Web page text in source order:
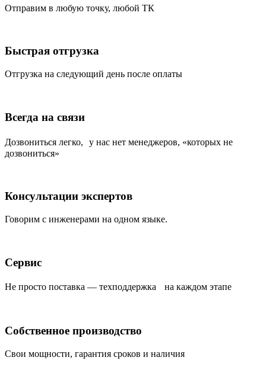
Отправим в любую точку, любой ТК
Быстрая отгрузка
Отгрузка на следующий день после оплаты
Всегда на связи
Дозвониться легко, у нас нет менеджеров, «которых не
дозвониться»
Консультации экспертов
Говорим с инженерами на одном языке.
Сервис
Не просто поставка — техподдержка на каждом этапе
Собственное производство
Свои мощности, гарантия сроков и наличия